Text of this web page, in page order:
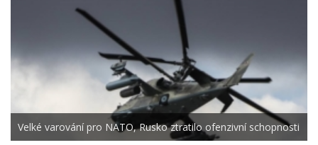
Velké varování pro NATO, Rusko ztratilo ofenzivní schopnosti